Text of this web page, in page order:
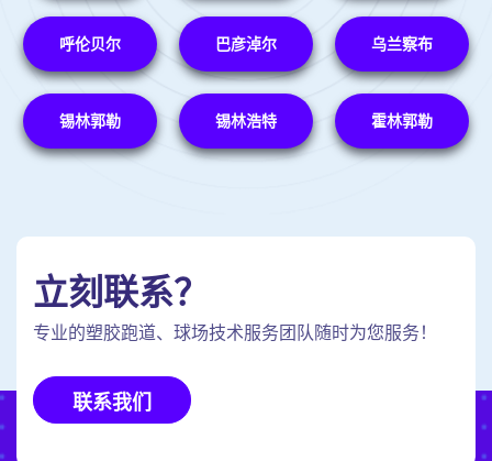
呼伦贝尔 巴彦淖尔 乌兰察布
锡林郭勒 锡林浩特 霍林郭勒
立刻联系？
专业的塑胶跑道、球场技术服务团队随时为您服务！
联系我们